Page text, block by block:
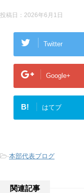
投稿日： 2026年6月1日
Twitter
Google+
B! はてブ
-本部代表ブログ
関連記事